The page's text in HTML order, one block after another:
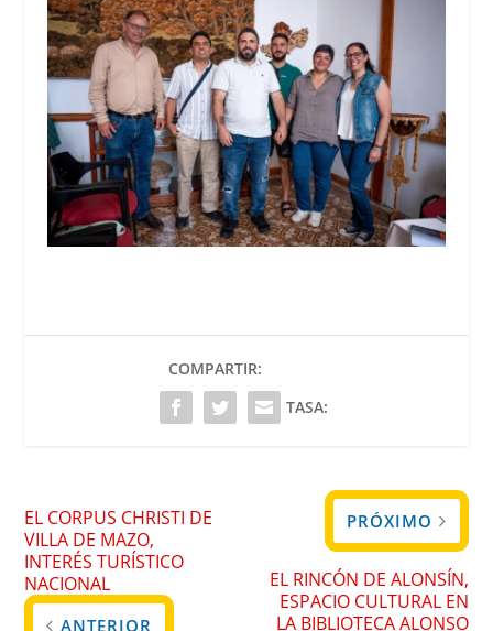
COMPARTIR:
TASA:
EL CORPUS CHRISTI DE
VILLA DE MAZO,
INTERÉS TURÍSTICO
NACIONAL
ANTERIOR
PRÓXIMO
EL RINCÓN DE ALONSÍN,
ESPACIO CULTURAL EN
LA BIBLIOTECA ALONSO